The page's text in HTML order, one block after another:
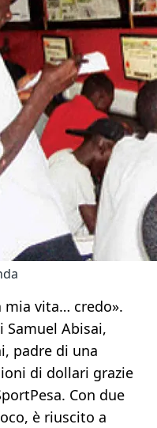
vita… credo».
Samuel Abisai,
padre di una
di dollari grazie
Con due
è riuscito a